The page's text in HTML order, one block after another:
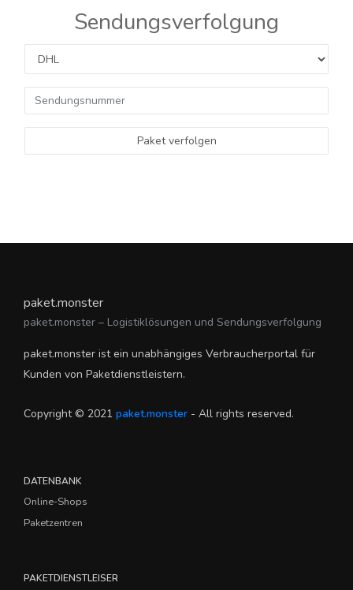
Sendungsverfolgung
Paket verfolgen
paket.monster
paket.monster – Logistiklösungen und Sendungsverfolgung
paket.monster ist ein unabhängiges Verbraucherportal für
Kunden von Paketdienstleistern.
Copyright © 2021 paket.monster - All rights reserved.
DATENBANK
Online-Shops
Paketzentren
PAKETDIENSTLEISER